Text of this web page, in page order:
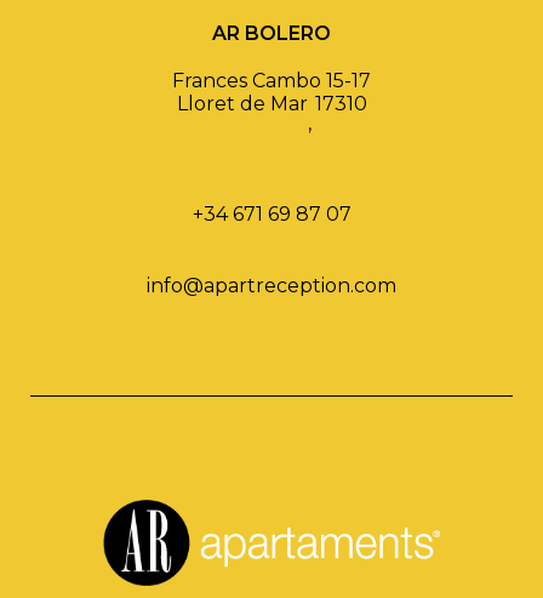
AR BOLERO
Frances Cambo 15-17
Lloret de Mar
,
17310
+34 671 69 87 07
info@apartreception.com